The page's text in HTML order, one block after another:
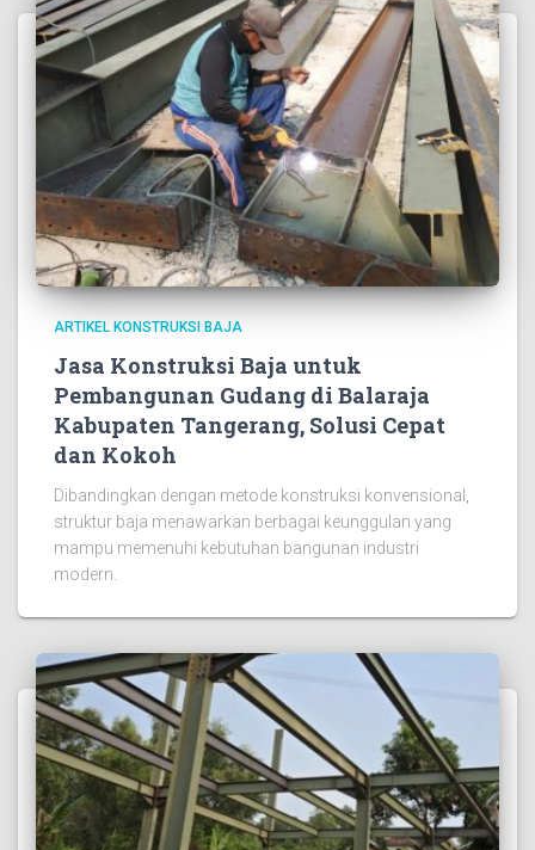
ARTIKEL KONSTRUKSI BAJA
Jasa Konstruksi Baja untuk
Pembangunan Gudang di Balaraja
Kabupaten Tangerang, Solusi Cepat
dan Kokoh
Dibandingkan dengan metode konstruksi konvensional,
struktur baja menawarkan berbagai keunggulan yang
mampu memenuhi kebutuhan bangunan industri
modern.